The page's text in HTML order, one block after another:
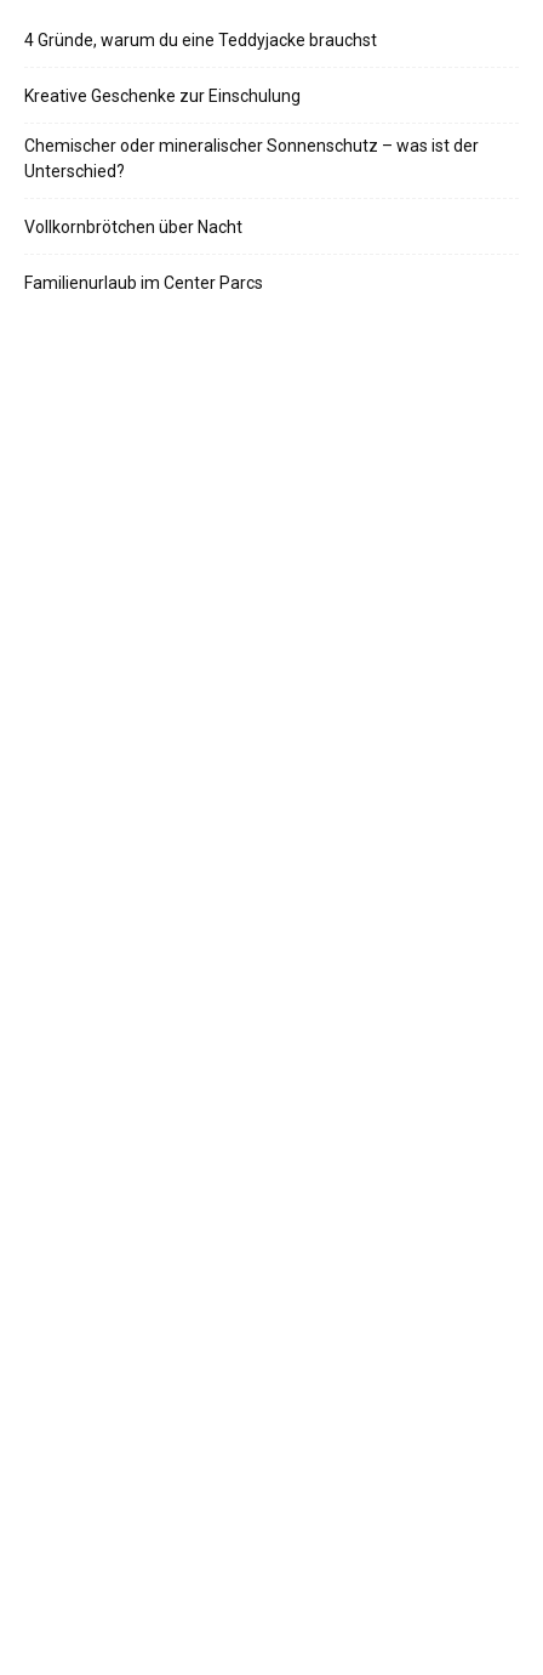
4 Gründe, warum du eine Teddyjacke brauchst
Kreative Geschenke zur Einschulung
Chemischer oder mineralischer Sonnenschutz – was ist der
Unterschied?
Vollkornbrötchen über Nacht
Familienurlaub im Center Parcs